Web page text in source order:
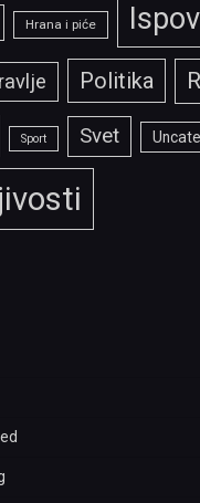
Hrana i piće
Politika
Sport Svet